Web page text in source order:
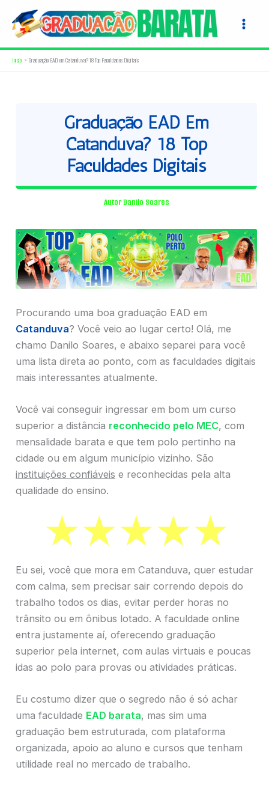
para
conteúdo
Início Graduação EAD em Catanduva? 18 Top Faculdades Digitais
Graduação EAD Em
Catanduva? 18 Top
Faculdades Digitais
Autor Danilo Soares
Procurando uma boa graduação EAD em
Catanduva? Você veio ao lugar certo! Olá, me
chamo Danilo Soares, e abaixo separei para você
uma lista direta ao ponto, com as faculdades digitais
mais interessantes atualmente.
Você vai conseguir ingressar em bom um curso
superior a distância reconhecido pelo MEC, com
mensalidade barata e que tem polo pertinho na
cidade ou em algum município vizinho. São
instituições confiáveis e reconhecidas pela alta
qualidade do ensino.
Eu sei, você que mora em Catanduva, quer estudar
com calma, sem precisar sair correndo depois do
trabalho todos os dias, evitar perder horas no
trânsito ou em ônibus lotado. A faculdade online
entra justamente aí, oferecendo graduação
superior pela internet, com aulas virtuais e poucas
idas ao polo para provas ou atividades práticas.
Eu costumo dizer que o segredo não é só achar
uma faculdade EAD barata, mas sim uma
graduação bem estruturada, com plataforma
organizada, apoio ao aluno e cursos que tenham
utilidade real no mercado de trabalho.